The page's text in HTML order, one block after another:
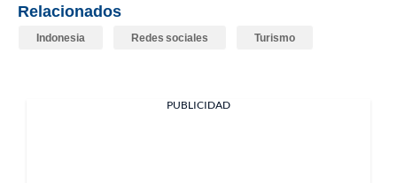
Relacionados
Indonesia Redes sociales Turismo
PUBLICIDAD